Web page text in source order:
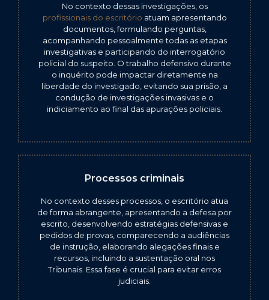
No contexto dessas investigações, os
profissionais do escritório atuam apresentando
documentos, formulando perguntas,
acompanhando pessoalmente todas as etapas
investigativas e participando do interrogatório
policial do suspeito. O trabalho defensivo durante
o inquérito pode impactar diretamente na
liberdade do investigado, evitando sua prisão, a
condução de investigações invasivas e o
indiciamento ao final das apurações policiais.
Processos criminais
No contexto desses processos, o escritório atua
de forma abrangente, apresentando a defesa por
escrito, desenvolvendo estratégias defensivas e
pedidos de provas, comparecendo a audiências
de instrução, elaborando alegações finais e
recursos, incluindo a sustentação oral nos
Tribunais. Essa fase é crucial para evitar erros
judiciais.